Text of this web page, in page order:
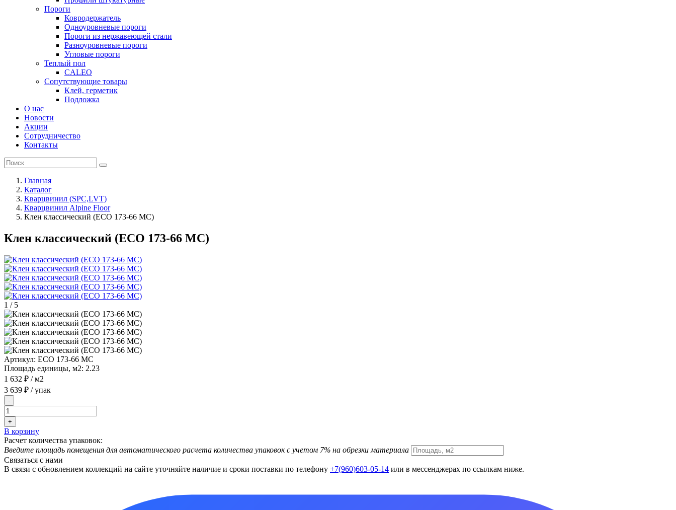
Пороги
Ковродержатель
Одноуровневые пороги
Пороги из нержавеющей стали
Разноуровневые пороги
Угловые пороги
Теплый пол
CALEO
Сопутствующие товары
Клей, герметик
Подложка
О нас
Новости
Акции
Сотрудничество
Контакты
Главная
Каталог
Кварцвинил (SPC,LVT)
Кварцвинил Alpine Floor
Клен классический (ECO 173-66 MC)
Клен классический (ECO 173-66 MC)
1 / 5
Артикул: ECO 173-66 MC
Площадь единицы, м2: 2.23
1 632 ₽ / м2
3 639 ₽ / упак
-
+
В корзину
Расчет количества упаковок:
Введите площадь помещения для автоматического расчета количества упаковок с учетом 7% на обрезки материала
Связаться с нами
В связи с обновлением коллекций на сайте уточняйте наличие и сроки поставки по телефону +7(960)603-05-14 или в мессенджерах по ссылкам ниже.